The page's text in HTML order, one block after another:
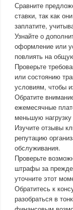
Сравните
ставки, так как
заплатите,
Узнайте о
оформление или
повлиять на
Проверьте
или состоянию
условиям, чтобы
Обратите
ежемесячные
меньшую
Изучите отзывы
репутацию
обслуживания.
Проверьте
штрафы за
уточните этот
Обратитесь к
разобраться в